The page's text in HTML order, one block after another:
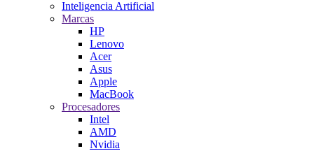
Inteligencia Artificial
Marcas
HP
Lenovo
Acer
Asus
Apple
MacBook
Procesadores
Intel
AMD
Nvidia